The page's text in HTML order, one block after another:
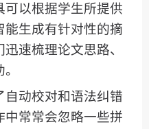
可以根据学生所提供
能生成有针对性的摘
速梳理论文思路、
自动校对和语法纠错
中常常会忽略一些拼